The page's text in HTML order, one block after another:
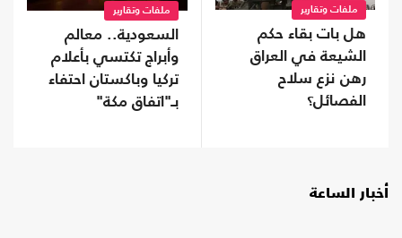
ملفات وتقارير
هل بات بقاء حكم
الشيعة في العراق
رهن نزع سلاح
الفصائل؟
ملفات وتقارير
السعودية.. معالم
وأبراج تكتسي بأعلام
تركيا وباكستان احتفاء
بـ"اتفاق مكة"
أخبار الساعة